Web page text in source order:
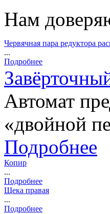
Нам
Червячная пара редуктора
...
Подробнее
Автомат
«двойной
Подробнее
Копир
...
Подробнее
Щека правая
...
Подробнее